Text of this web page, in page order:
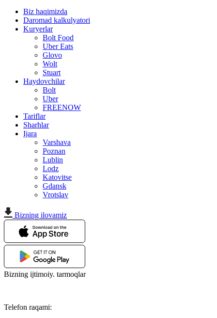
Biz haqimizda
Daromad kalkulyatori
Kuryerlar
Bolt Food
Uber Eats
Glovo
Wolt
Stuart
Haydovchilar
Bolt
Uber
FREENOW
Tariflar
Sharhlar
Ijara
Varshava
Poznan
Lublin
Lodz
Katovitse
Gdansk
Vrotslav
Bizning ilovamiz
Bizning ijtimoiy. tarmoqlar
Telefon raqami: